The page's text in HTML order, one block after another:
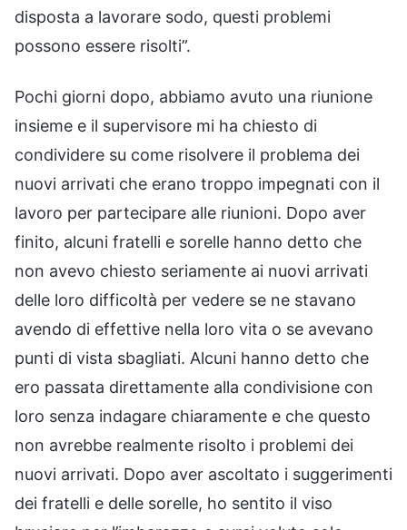
disposta a lavorare sodo, questi problemi
possono essere risolti”.
Pochi giorni dopo, abbiamo avuto una riunione
insieme e il supervisore mi ha chiesto di
condividere su come risolvere il problema dei
nuovi arrivati che erano troppo impegnati con il
lavoro per partecipare alle riunioni. Dopo aver
finito, alcuni fratelli e sorelle hanno detto che
non avevo chiesto seriamente ai nuovi arrivati
delle loro difficoltà per vedere se ne stavano
avendo di effettive nella loro vita o se avevano
punti di vista sbagliati. Alcuni hanno detto che
ero passata direttamente alla condivisione con
loro senza indagare chiaramente e che questo
non avrebbe realmente risolto i problemi dei
nuovi arrivati. Dopo aver ascoltato i suggerimenti
dei fratelli e delle sorelle, ho sentito il viso